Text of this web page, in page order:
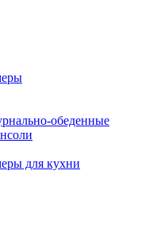
обеденные
для кухни